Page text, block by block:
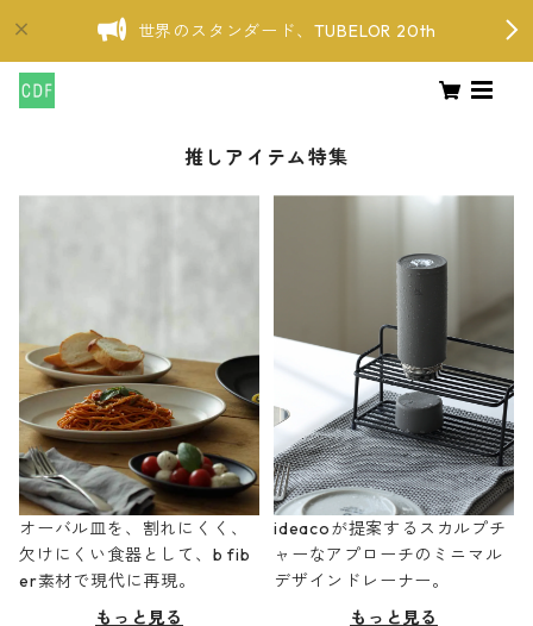
世界のスタンダード、TUBELOR 20th
推しアイテム特集
オーバル皿を、割れにくく、
欠けにくい食器として、b fib
er素材で現代に再現。
もっと見る
ideacoが提案するスカルプチ
ャーなアプローチのミニマル
デザインドレーナー。
もっと見る